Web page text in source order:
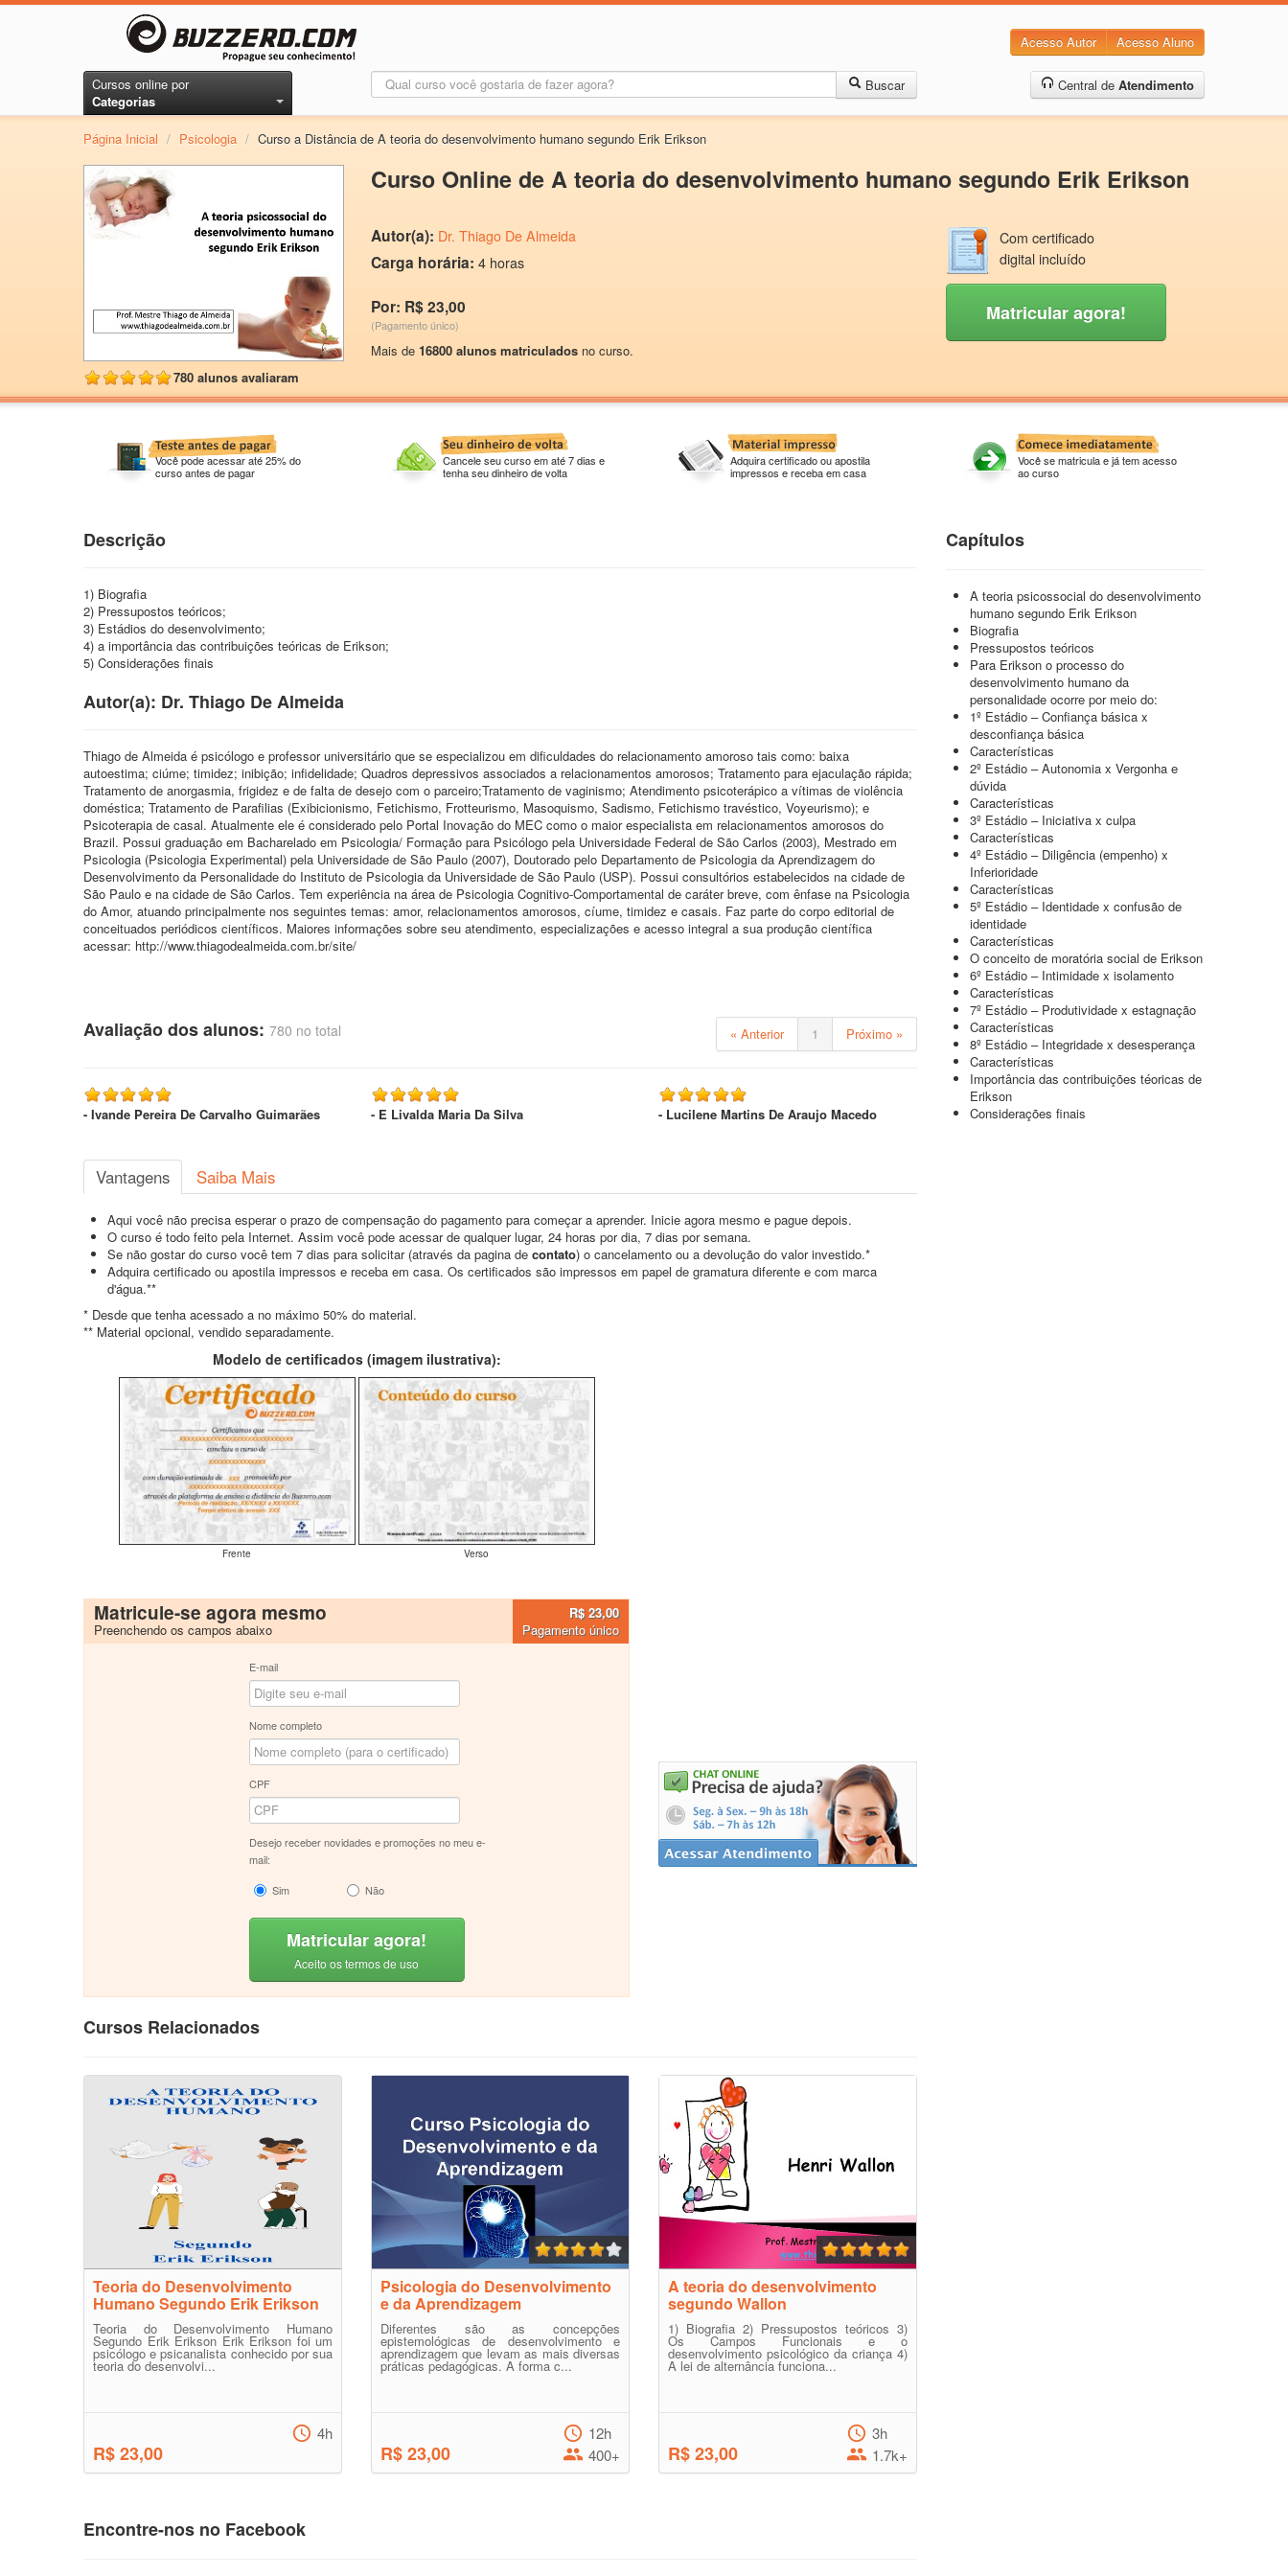
Acesso Autor Acesso Aluno
Cursos online por
Categorias
Buscar Central de Atendimento
Página Inicial / Psicologia / Curso a Distância de A teoria do desenvolvimento humano segundo Erik Erikson
780 alunos avaliaram
Curso Online de A teoria do desenvolvimento humano segundo Erik Erikson
Autor(a): Dr. Thiago De Almeida
Carga horária: 4 horas
Por: R$ 23,00
(Pagamento único)
Mais de 16800 alunos matriculados no curso.
Com certificado
digital incluído
Matricular agora!
Você pode acessar até 25% do
curso antes de pagar
Cancele seu curso em até 7 dias e
tenha seu dinheiro de volta
Adquira certificado ou apostila
impressos e receba em casa
Você se matricula e já tem acesso
ao curso
Descrição
1) Biografia
2) Pressupostos teóricos;
3) Estádios do desenvolvimento;
4) a importância das contribuições teóricas de Erikson;
5) Considerações finais
Autor(a): Dr. Thiago De Almeida
Thiago de Almeida é psicólogo e professor universitário que se especializou em dificuldades do relacionamento amoroso tais como: baixa
autoestima; ciúme; timidez; inibição; infidelidade; Quadros depressivos associados a relacionamentos amorosos; Tratamento para ejaculação rápida;
Tratamento de anorgasmia, frigidez e de falta de desejo com o parceiro;Tratamento de vaginismo; Atendimento psicoterápico a vítimas de violência
doméstica; Tratamento de Parafilias (Exibicionismo, Fetichismo, Frotteurismo, Masoquismo, Sadismo, Fetichismo travéstico, Voyeurismo); e
Psicoterapia de casal. Atualmente ele é considerado pelo Portal Inovação do MEC como o maior especialista em relacionamentos amorosos do
Brazil. Possui graduação em Bacharelado em Psicologia/ Formação para Psicólogo pela Universidade Federal de São Carlos (2003), Mestrado em
Psicologia (Psicologia Experimental) pela Universidade de São Paulo (2007), Doutorado pelo Departamento de Psicologia da Aprendizagem do
Desenvolvimento da Personalidade do Instituto de Psicologia da Universidade de São Paulo (USP). Possui consultórios estabelecidos na cidade de
São Paulo e na cidade de São Carlos. Tem experiência na área de Psicologia Cognitivo-Comportamental de caráter breve, com ênfase na Psicologia
do Amor, atuando principalmente nos seguintes temas: amor, relacionamentos amorosos, cíume, timidez e casais. Faz parte do corpo editorial de
conceituados periódicos científicos. Maiores informações sobre seu atendimento, especializações e acesso integral a sua produção científica
acessar: http://www.thiagodealmeida.com.br/site/
Avaliação dos alunos: 780 no total « Anterior 1 Próximo »
- Ivande Pereira De Carvalho Guimarães - E Livalda Maria Da Silva - Lucilene Martins De Araujo Macedo
Vantagens Saiba Mais
Aqui você não precisa esperar o prazo de compensação do pagamento para começar a aprender. Inicie agora mesmo e pague depois.
O curso é todo feito pela Internet. Assim você pode acessar de qualquer lugar, 24 horas por dia, 7 dias por semana.
Se não gostar do curso você tem 7 dias para solicitar (através da pagina de contato) o cancelamento ou a devolução do valor investido.*
Adquira certificado ou apostila impressos e receba em casa. Os certificados são impressos em papel de gramatura diferente e com marca
d'água.**
* Desde que tenha acessado a no máximo 50% do material.
** Material opcional, vendido separadamente.
Modelo de certificados (imagem ilustrativa):
Frente Verso
Matricule-se agora mesmo
Preenchendo os campos abaixo
R$ 23,00
Pagamento único
E-mail
Nome completo
CPF
Desejo receber novidades e promoções no meu e-
mail:
Sim
Não
Matricular agora!
Aceito os termos de uso
Cursos Relacionados
Teoria do Desenvolvimento
Humano Segundo Erik Erikson
Teoria do Desenvolvimento Humano
Segundo Erik Erikson Erik Erikson foi um
psicólogo e psicanalista conhecido por sua
teoria do desenvolvi...
R$ 23,00
4h
Psicologia do Desenvolvimento
e da Aprendizagem
Diferentes são as concepções
epistemológicas de desenvolvimento e
aprendizagem que levam as mais diversas
práticas pedagógicas. A forma c...
R$ 23,00
12h
400+
A teoria do desenvolvimento
segundo Wallon
1) Biografia 2) Pressupostos teóricos 3)
Os Campos Funcionais e o
desenvolvimento psicológico da criança 4)
A lei de alternância funciona...
R$ 23,00
3h
1.7k+
Encontre-nos no Facebook
Capítulos
A teoria psicossocial do desenvolvimento
humano segundo Erik Erikson
Biografia
Pressupostos teóricos
Para Erikson o processo do
desenvolvimento humano da
personalidade ocorre por meio do:
1º Estádio – Confiança básica x
desconfiança básica
Características
2º Estádio – Autonomia x Vergonha e
dúvida
Características
3º Estádio – Iniciativa x culpa
Características
4º Estádio – Diligência (empenho) x
Inferioridade
Características
5º Estádio – Identidade x confusão de
identidade
Características
O conceito de moratória social de Erikson
6º Estádio – Intimidade x isolamento
Características
7º Estádio – Produtividade x estagnação
Características
8º Estádio – Integridade x desesperança
Características
Importância das contribuições téoricas de
Erikson
Considerações finais